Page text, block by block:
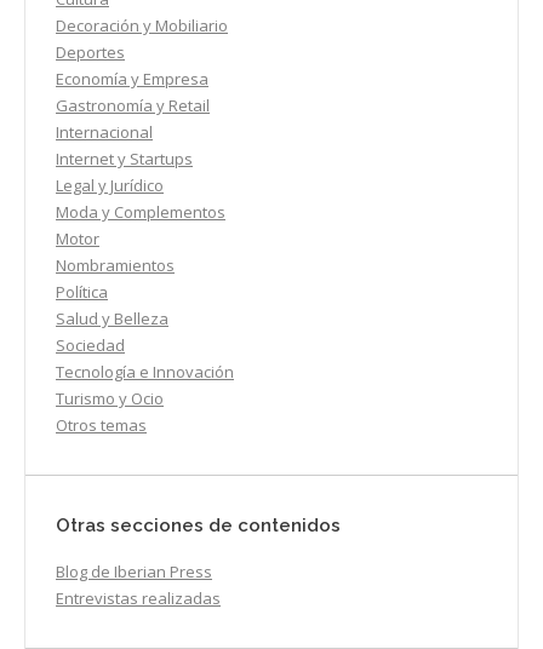
Decoración y Mobiliario
Deportes
Economía y Empresa
Gastronomía y Retail
Internacional
Internet y Startups
Legal y Jurídico
Moda y Complementos
Motor
Nombramientos
Política
Salud y Belleza
Sociedad
Tecnología e Innovación
Turismo y Ocio
Otros temas
Otras secciones de contenidos
Blog de Iberian Press
Entrevistas realizadas